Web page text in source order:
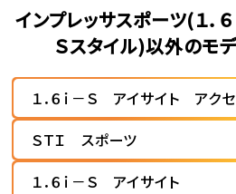
インプレッサスポーツ(１．
Ｓスタイル)以外のモ
１．６ｉ－Ｓ アイサイト アク
ＳＴＩ スポーツ
１．６ｉ－Ｓ アイサイト